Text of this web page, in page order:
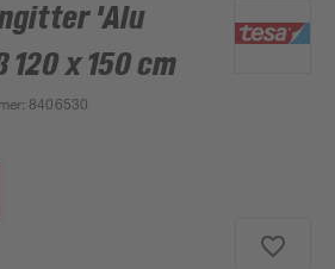
'Alu
x 150 cm
: 8406530